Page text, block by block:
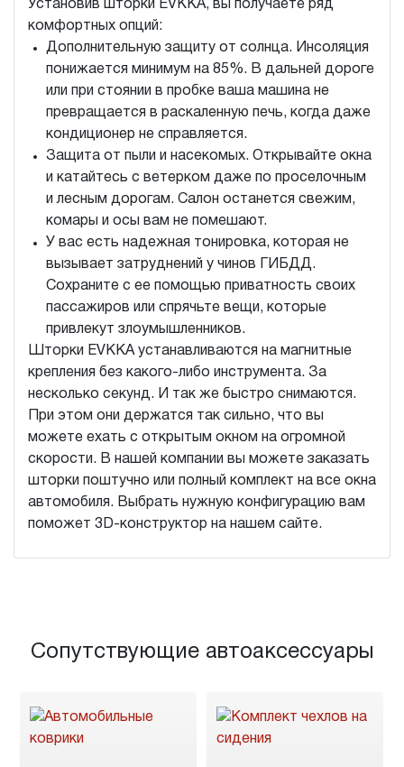
Установив шторки EVKKA, вы получаете ряд
комфортных опций:
Дополнительную защиту от солнца. Инсоляция
понижается минимум на 85%. В дальней дороге
или при стоянии в пробке ваша машина не
превращается в раскаленную печь, когда даже
кондиционер не справляется.
Защита от пыли и насекомых. Открывайте окна
и катайтесь с ветерком даже по проселочным
и лесным дорогам. Салон останется свежим,
комары и осы вам не помешают.
У вас есть надежная тонировка, которая не
вызывает затруднений у чинов ГИБДД.
Сохраните с ее помощью приватность своих
пассажиров или спрячьте вещи, которые
привлекут злоумышленников.
Шторки EVKKA устанавливаются на магнитные
крепления без какого-либо инструмента. За
несколько секунд. И так же быстро снимаются.
При этом они держатся так сильно, что вы
можете ехать с открытым окном на огромной
скорости. В нашей компании вы можете заказать
шторки поштучно или полный комплект на все окна
автомобиля. Выбрать нужную конфигурацию вам
поможет 3D-конструктор на нашем сайте.
Сопутствующие автоаксессуары